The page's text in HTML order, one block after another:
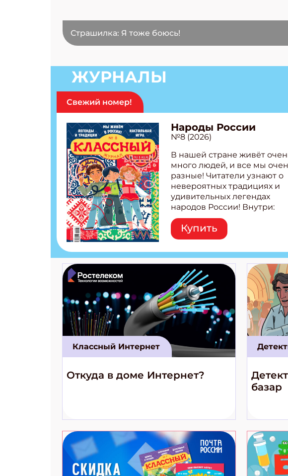
Страшилка: Я тоже боюсь!
ЖУРНАЛЫ
Свежий номер!
Народы России
№8 (2026)
В нашей стране живёт
много людей, и все мы
разные! Читатели узнают о
невероятных традициях и
удивительных легендах
народов России! Внутри:
Легенды татар, башкир и
бурятов Настольная игра
Страшилка из Алтая Очень
рецепты народов России
Новый комикс про
космические приключения!
Купить
Классный Интернет
Откуда в доме Интернет?
базар